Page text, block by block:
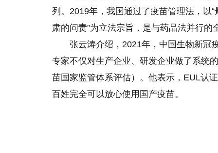
列。2019年，我国通过了疫苗管理法，以
肃的问责”为立法宗旨，是与药品法并行
张云涛介绍，2021年，中国生物新冠
专家不仅对生产企业、研发企业做了系统
苗国家监管体系评估）。他表示，EUL认
百姓完全可以放心使用国产疫苗。